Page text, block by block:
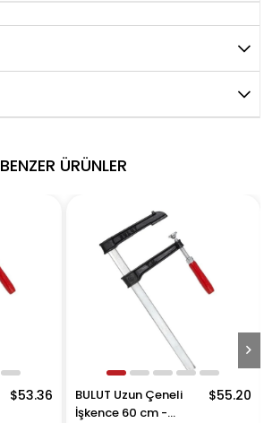
BENZER ÜRÜNLER
$53.36
BULUT Uzun Çeneli
İşkence 60 cm -
$55.20